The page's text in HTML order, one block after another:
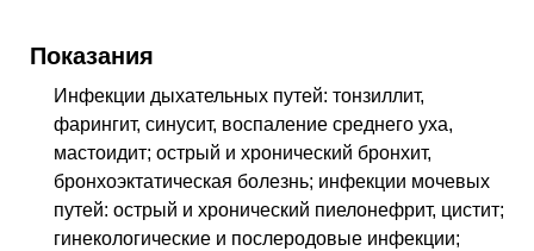
O86Другие послеродовые инфекции
Показания
Инфекции дыхательных путей: тонзиллит,
фарингит, синусит, воспаление среднего уха,
мастоидит; острый и хронический бронхит,
бронхоэктатическая болезнь; инфекции мочевых
путей: острый и хронический пиелонефрит, цистит;
гинекологические и послеродовые инфекции;